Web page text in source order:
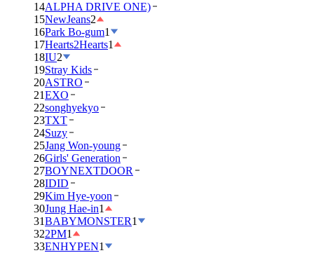
14ALPHA DRIVE ONE)
15NewJeans2
16Park Bo-gum1
17Hearts2Hearts1
18IU2
19Stray Kids
20ASTRO
21EXO
22songhyekyo
23TXT
24Suzy
25Jang Won-young
26Girls' Generation
27BOYNEXTDOOR
28IDID
29Kim Hye-yoon
30Jung Hae-in1
31BABYMONSTER1
322PM1
33ENHYPEN1